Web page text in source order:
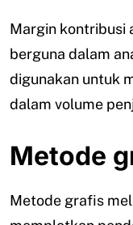
Margin kontribusi
berguna dalam
digunakan untuk
dalam volume
Metode
Metode grafis